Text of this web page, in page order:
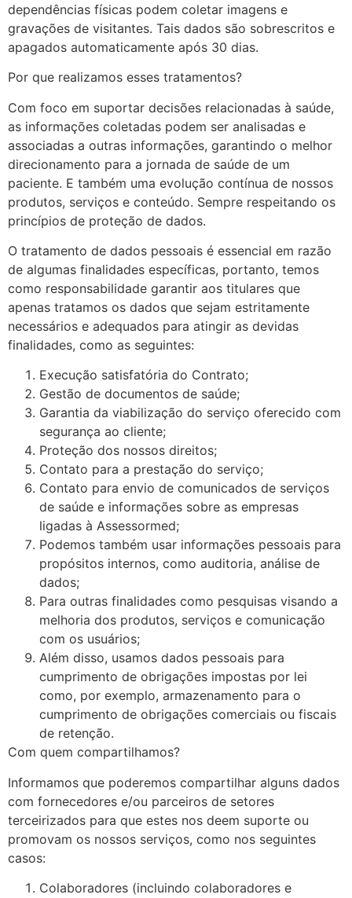
dependências físicas podem coletar imagens e
gravações de visitantes. Tais dados são sobrescritos e
apagados automaticamente após 30 dias.
Por que realizamos esses tratamentos?
Com foco em suportar decisões relacionadas à saúde,
as informações coletadas podem ser analisadas e
associadas a outras informações, garantindo o melhor
direcionamento para a jornada de saúde de um
paciente. E também uma evolução contínua de nossos
produtos, serviços e conteúdo. Sempre respeitando os
princípios de proteção de dados.
O tratamento de dados pessoais é essencial em razão
de algumas finalidades específicas, portanto, temos
como responsabilidade garantir aos titulares que
apenas tratamos os dados que sejam estritamente
necessários e adequados para atingir as devidas
finalidades, como as seguintes:
Execução satisfatória do Contrato;
Gestão de documentos de saúde;
Garantia da viabilização do serviço oferecido com
segurança ao cliente;
Proteção dos nossos direitos;
Contato para a prestação do serviço;
Contato para envio de comunicados de serviços
de saúde e informações sobre as empresas
ligadas à Assessormed;
Podemos também usar informações pessoais para
propósitos internos, como auditoria, análise de
dados;
Para outras finalidades como pesquisas visando a
melhoria dos produtos, serviços e comunicação
com os usuários;
Além disso, usamos dados pessoais para
cumprimento de obrigações impostas por lei
como, por exemplo, armazenamento para o
cumprimento de obrigações comerciais ou fiscais
de retenção.
Com quem compartilhamos?
Informamos que poderemos compartilhar alguns dados
com fornecedores e/ou parceiros de setores
terceirizados para que estes nos deem suporte ou
promovam os nossos serviços, como nos seguintes
casos:
Colaboradores (incluindo colaboradores e